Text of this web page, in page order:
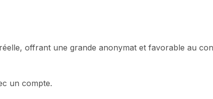
offrant une grande anonymat et favorable au
un compte.